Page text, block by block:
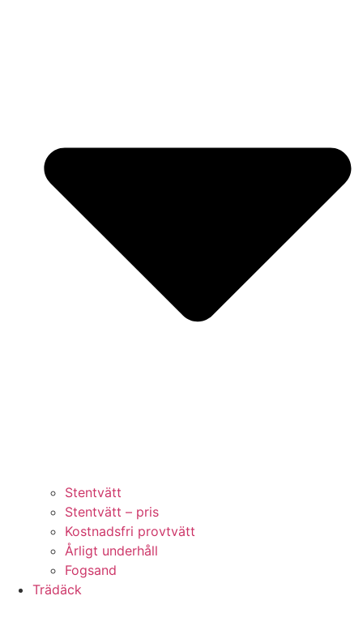
Stentvätt
Stentvätt – pris
Kostnadsfri provtvätt
Årligt underhåll
Fogsand
Trädäck